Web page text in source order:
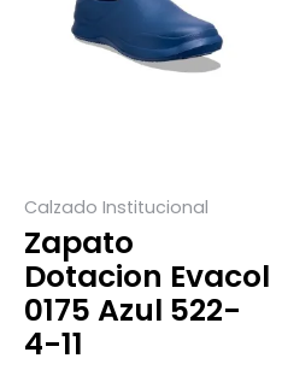
Calzado Institucional
Zapato
Dotacion Evacol
0175 Azul 522-
4-11
múltiples
variantes.
elegir
en
la
página
de